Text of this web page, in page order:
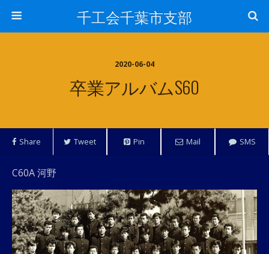
千工会千葉市支部
2020-06-04
卒業アルバムS60
Share Tweet Pin Mail SMS
C60A 河野